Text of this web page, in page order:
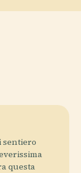
sentiero
questa